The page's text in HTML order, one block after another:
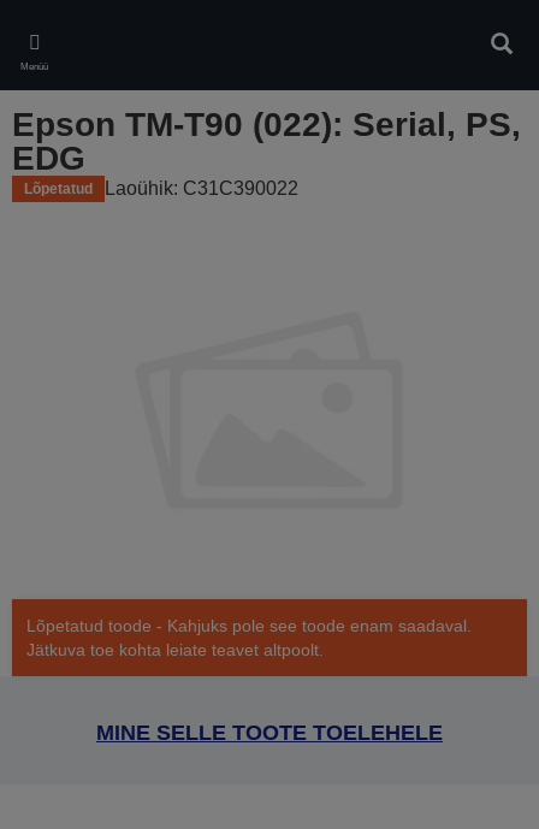
main
content
Menüü
Epson TM-T90 (022): Serial, PS,
EDG
Lõpetatud Laoühik: C31C390022
Lõpetatud toode - Kahjuks pole see toode enam saadaval.
Jätkuva toe kohta leiate teavet altpoolt.
MINE SELLE TOOTE TOELEHELE